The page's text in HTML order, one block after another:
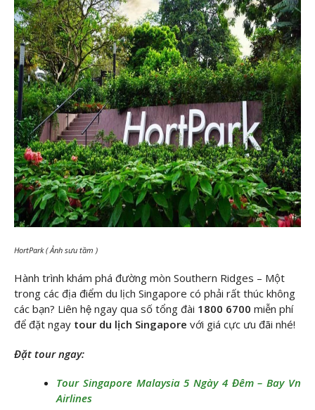
HortPark ( Ảnh sưu tầm )
Hành trình khám phá đường mòn Southern Ridges – Một
trong các địa điểm du lịch Singapore có phải rất thúc không
các bạn? Liên hệ ngay qua số tổng đài 1800 6700 miễn phí
để đặt ngay tour du lịch Singapore với giá cực ưu đãi nhé!
Đặt tour ngay:
Tour Singapore Malaysia 5 Ngày 4 Đêm – Bay Vn
Airlines